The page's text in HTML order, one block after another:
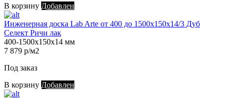
В корзину Добавлен
Инженерная доска Lab Arte от 400 до 1500х150х14/3 Дуб
Селект Ричи лак
400-1500х150х14 мм
7 879 р/м2
Под заказ
В корзину Добавлен